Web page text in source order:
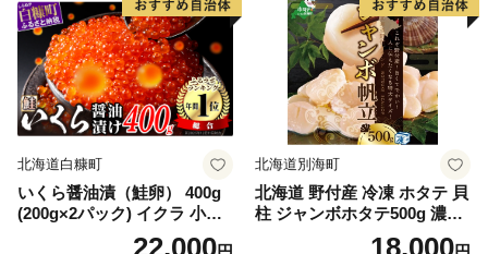
身 お刺身 刺し身 魚介類 海鮮
冷凍 厚切り 薄切り ふるさと
納税 ふるさとチョイス チョ
イス 北海道 白糠町
北海道白糠町
いくら醤油漬（鮭卵） 400g
(200g×2パック) イクラ 小分
け いくら醤油漬 鮭いくら い
22,000
北海道別海町
北海道 野付産 冷凍 ホタテ 貝
柱 ジャンボホタテ500g 濃厚
な旨味と甘み （ほたて ホタ
18,000